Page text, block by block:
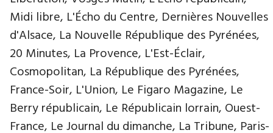
Midi libre, L'Écho du Centre, Dernières Nouvelles
d'Alsace, La Nouvelle République des Pyrénées,
20 Minutes, La Provence, L'Est-Éclair,
Cosmopolitan, La République des Pyrénées,
France-Soir, L'Union, Le Figaro Magazine, Le
Berry républicain, Le Républicain lorrain, Ouest-
France, Le Journal du dimanche, La Tribune, Paris-